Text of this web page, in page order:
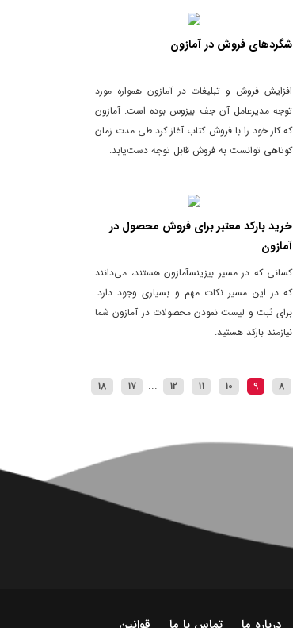
شگردهای فروش در آمازون
افزایش فروش و تبلیغات در آمازون همواره مورد
توجه مدیرعامل آن جف بیزوس بوده است. آمازون
که کار خود را با فروش کتاب آغاز کرد طی مدت زمان
کوتاهی توانست به فروش قابل توجه دست‌یابد.
خرید بارکد معتبر برای فروش محصول در
آمازون
کسانی که در مسیر بیزینسآمازون هستند، می‌دانند
که در این مسیر نکات مهم و بسیاری وجود دارد.
برای ثبت و لیست نمودن محصولات در آمازون شما
نیازمند بارکد هستید.
8
9
10
11
12
...
17
18